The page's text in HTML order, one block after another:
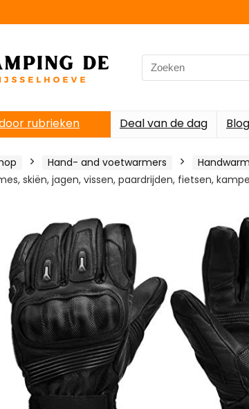
Search
for:
rubrieken Deal van de dag
Hand- and voetwarmers
skiën, jagen, vissen, paardrijden, fietsen,